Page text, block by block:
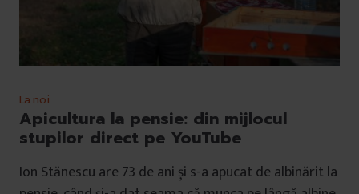
La noi
Apicultura la pensie: din mijlocul
stupilor direct pe YouTube
Ion Stănescu are 73 de ani și s-a apucat de albinărit la